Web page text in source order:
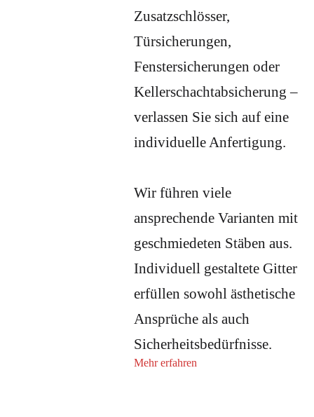
Zusatzschlösser,
Türsicherungen,
Fenstersicherungen oder
Kellerschachtabsicherung –
verlassen Sie sich auf eine
individuelle Anfertigung.
Wir führen viele
ansprechende Varianten mit
geschmiedeten Stäben aus.
Individuell gestaltete Gitter
erfüllen sowohl ästhetische
Ansprüche als auch
Sicherheitsbedürfnisse.
Mehr erfahren